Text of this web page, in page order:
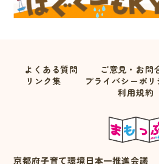
よくある質問 ご意見・お問
リンク集
プライバシーポ
利用規約
京都府子育て環境日本一推進会議